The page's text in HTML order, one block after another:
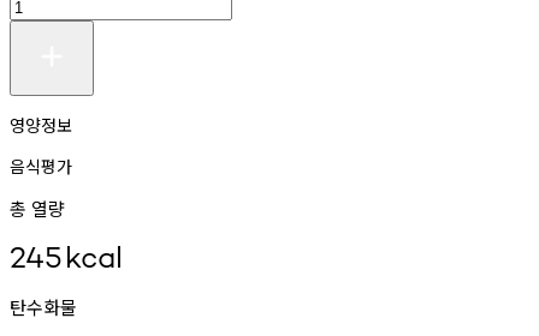
영양정보
음식평가
총 열량
245kcal
탄수화물